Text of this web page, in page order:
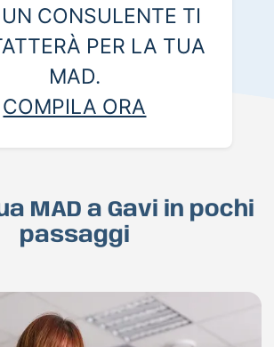
UN CONSULENTE TI
PER LA TUA
MAD.
COMPILA ORA
MAD a Gavi in pochi
passaggi